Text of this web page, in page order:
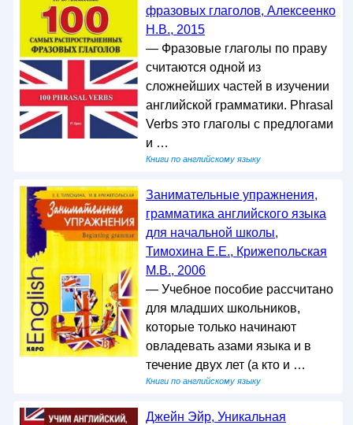
фразовых глаголов, Алексеенко
Н.В., 2015
— Фразовые глаголы по праву
считаются одной из
сложнейших частей в изучении
английской грамматики. Phrasal
Verbs это глаголы с предлогами
и …
Книги по английскому языку
Занимательные упражнения,
грамматика английского языка
для начальной школы,
Тимохина Е.Е., Крижепольская
M.B., 2006
— Учебное пособие рассчитано
для младших школьников,
которые только начинают
овладевать азами языка и в
течение двух лет (а кто и …
Книги по английскому языку
Джейн Эйр, Уникальная